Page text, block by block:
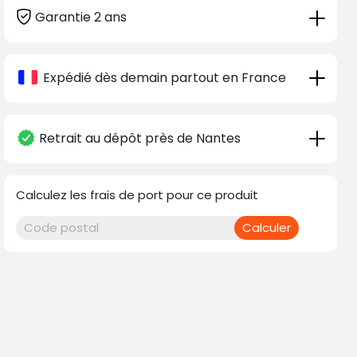
Garantie 2 ans
Expédié dès demain partout en France
Retrait au dépôt près de Nantes
Calculez les frais de port pour ce produit
Calculer